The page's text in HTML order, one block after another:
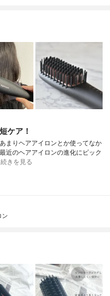
ケア！
まりヘアアイロンとか使ってなか
近のヘアアイロンの進化にビック
続きを見る
ン